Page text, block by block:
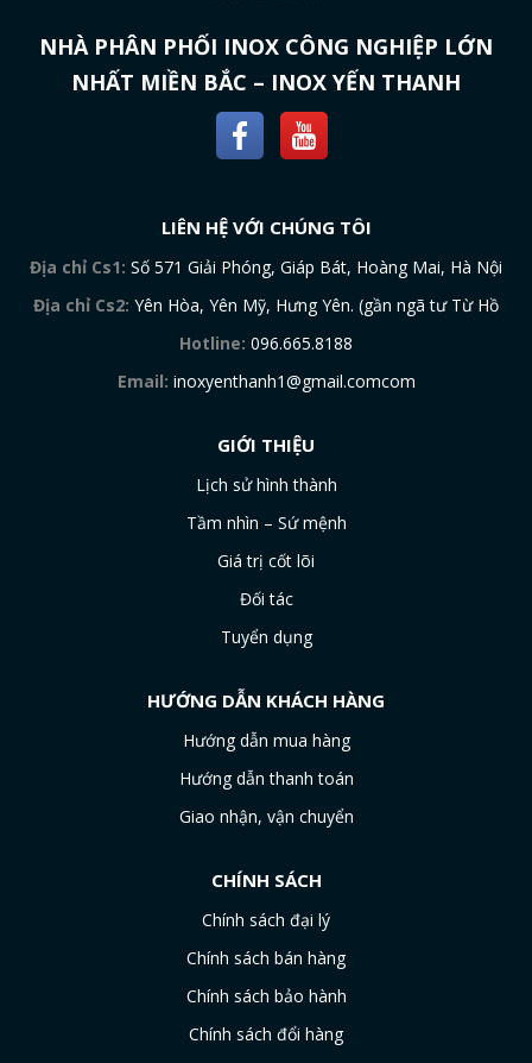
NHÀ PHÂN PHỐI INOX CÔNG NGHIỆP LỚN
NHẤT MIỀN BẮC – INOX YẾN THANH
LIÊN HỆ VỚI CHÚNG TÔI
Địa chỉ Cs1: Số 571 Giải Phóng, Giáp Bát, Hoàng Mai, Hà Nội
Địa chỉ Cs2: Yên Hòa, Yên Mỹ, Hưng Yên. (gần ngã tư Từ Hồ
Hotline: 096.665.8188
Email: inoxyenthanh1@gmail.comcom
GIỚI THIỆU
Lịch sử hình thành
Tầm nhìn – Sứ mệnh
Giá trị cốt lõi
Đối tác
Tuyển dụng
HƯỚNG DẪN KHÁCH HÀNG
Hướng dẫn mua hàng
Hướng dẫn thanh toán
Giao nhận, vận chuyển
CHÍNH SÁCH
Chính sách đại lý
Chính sách bán hàng
Chính sách bảo hành
Chính sách đổi hàng